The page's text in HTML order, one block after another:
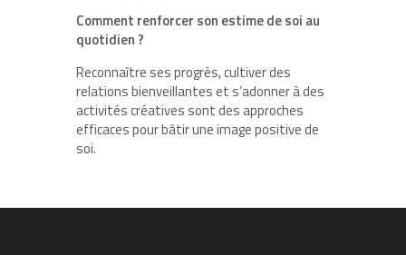
Comment renforcer son estime de soi au
quotidien ?
Reconnaître ses progrès, cultiver des
relations bienveillantes et s’adonner à des
activités créatives sont des approches
efficaces pour bâtir une image positive de
soi.